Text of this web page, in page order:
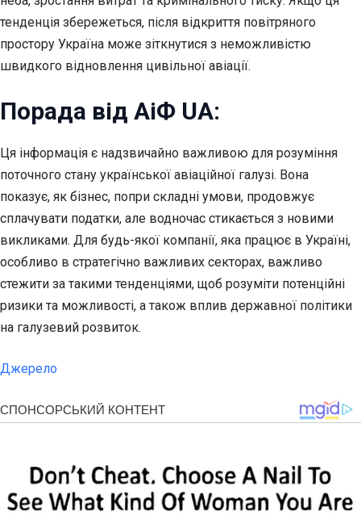
тенденція збережеться, після відкриття повітряного
простору Україна може зіткнутися з неможливістю
швидкого відновлення цивільної авіації.
Порада від АіФ UA:
Ця інформація є надзвичайно важливою для розуміння
поточного стану української авіаційної галузі. Вона
показує, як бізнес, попри складні умови, продовжує
сплачувати податки, але водночас стикається з новими
викликами. Для будь-якої компанії, яка працює в Україні,
особливо в стратегічно важливих секторах, важливо
стежити за такими тенденціями, щоб розуміти потенційні
ризики та можливості, а також вплив державної політики
на галузевий розвиток.
Джерело